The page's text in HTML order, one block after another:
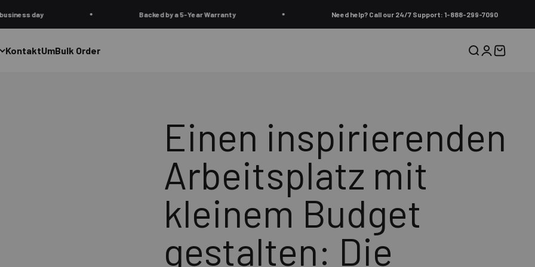
Backed by a 5-Year Warranty Need help? Call our 24/7 Support: 1-888-299-7090
KontaktUmBulk Order SucheAnmelden
Warenkorb
Einen inspirierenden
Arbeitsplatz mit
kleinem Budget
gestalten: Die